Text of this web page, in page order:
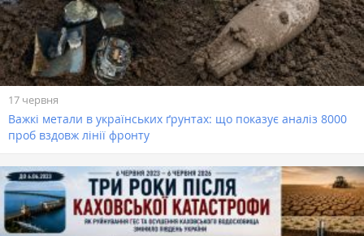
17 червня
Важкі метали в українських ґрунтах: що показує аналіз 8000
проб вздовж лінії фронту